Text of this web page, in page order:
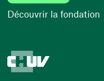
Découvrir la fondation